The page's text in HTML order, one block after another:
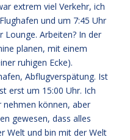
extrem viel Verkehr, ich
und um 7:45 Uhr
Lounge. Arbeiten? In der
planen, mit einem
ruhigen Ecke).
Abflugverspätung. Ist
erst um 15:00 Uhr. Ich
können, aber
gewesen, dass alles
Welt und bin mit der Welt